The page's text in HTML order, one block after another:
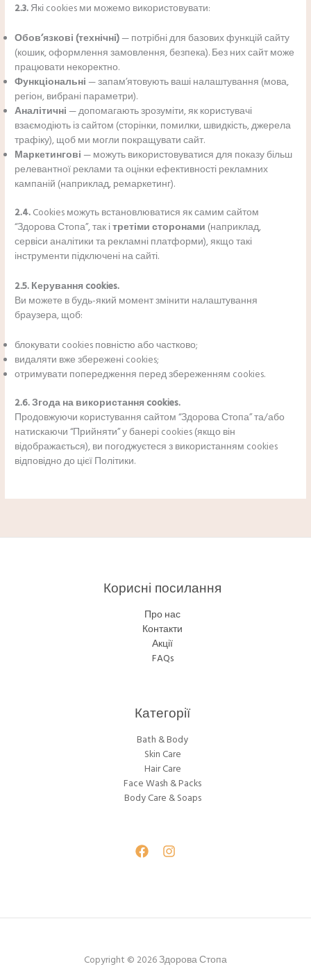
2.3.Які cookies ми можемо використовувати:
Обов’язкові (технічні)— потрібні для базових функцій сайту
(кошик, оформлення замовлення, безпека). Без них сайт може
працювати некоректно.
Функціональні— запам’ятовують ваші налаштування (мова,
регіон, вибрані параметри).
Аналітичні— допомагають зрозуміти, як користувачі
взаємодіють із сайтом (сторінки, помилки, швидкість, джерела
трафіку), щоб ми могли покращувати сайт.
Маркетингові— можуть використовуватися для показу більш
релевантної реклами та оцінки ефективності рекламних
кампаній (наприклад, ремаркетинг).
2.4.Cookies можуть встановлюватися як самим сайтом
“Здорова Стопа”, так ітретіми сторонами (наприклад,
сервіси аналітики та рекламні платформи), якщо такі
інструменти підключені на сайті.
2.5. Керування cookies.
Ви можете в будь-який момент змінити налаштування
браузера, щоб:
блокувати cookies повністю або частково;
видаляти вже збережені cookies;
отримувати попередження перед збереженням cookies.
2.6. Згода на використання cookies.
Продовжуючи користування сайтом “Здорова Стопа” та/або
натискаючи “Прийняти” у банері cookies (якщо він
відображається), ви погоджуєтеся з використанням cookies
відповідно до цієї Політики.
Корисні посилання
Про нас
Контакти
Акції
FAQs
Категорії
Bath & Body
Skin Care
Hair Care
Face Wash & Packs
Body Care & Soaps
Copyright © 2026 Здорова Стопа